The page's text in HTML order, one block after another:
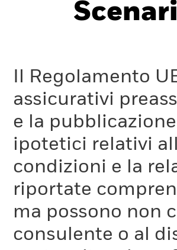
Il Regolamento
assicurativi
e la
ipotetici relativi
condizioni e la
riportate
ma possono non
consulente o al